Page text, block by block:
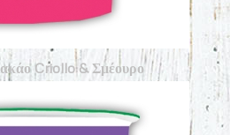
Criollo & Σμέουρο